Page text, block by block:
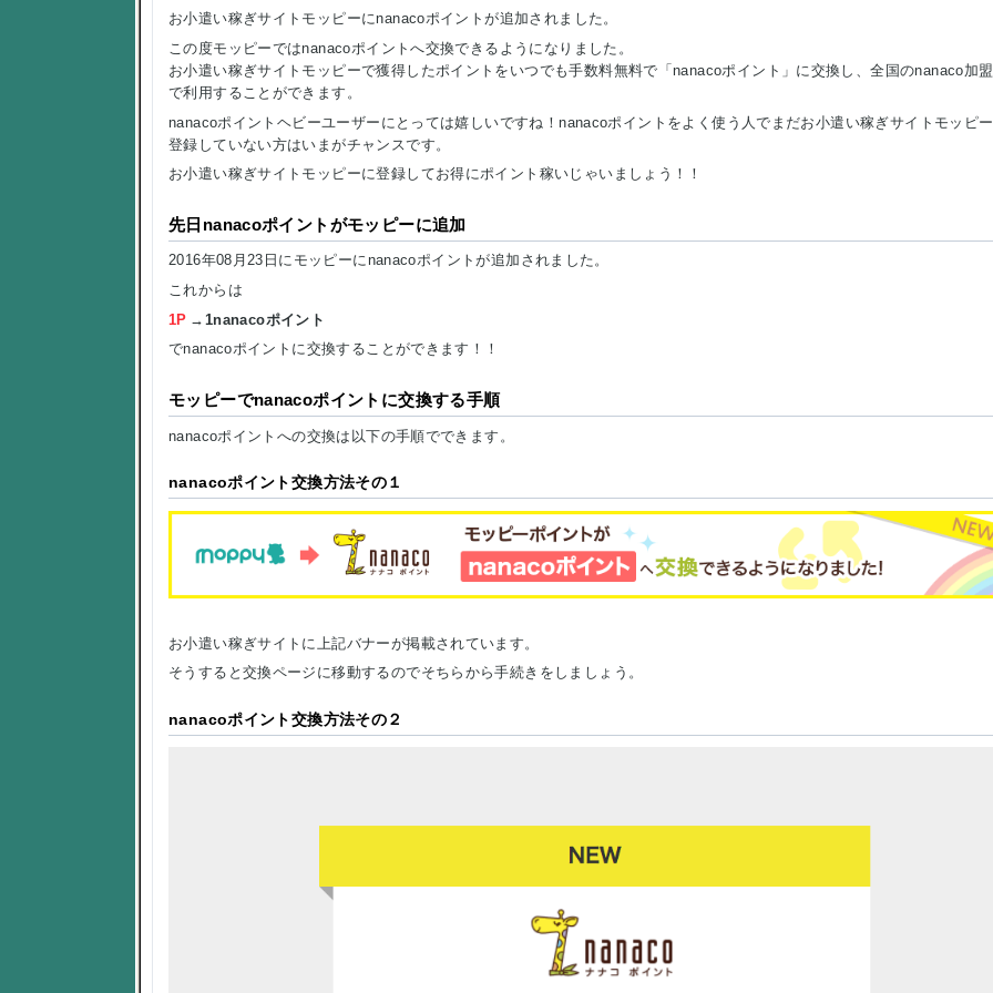
お小遣い稼ぎサイトモッピーにnanacoポイントが追加されました。
この度モッピーではnanacoポイントへ交換できるようになりました。
お小遣い稼ぎサイトモッピーで獲得したポイントをいつでも手数料無料で「nanacoポイント」に交換し、全国のnanaco加
で利用することができます。
nanacoポイントヘビーユーザーにとっては嬉しいですね！nanacoポイントをよく使う人でまだお小遣い稼ぎサイトモッピー
登録していない方はいまがチャンスです。
お小遣い稼ぎサイトモッピーに登録してお得にポイント稼いじゃいましょう！！
先日nanacoポイントがモッピーに追加
2016年08月23日にモッピーにnanacoポイントが追加されました。
これからは
1P →1nanacoポイント
でnanacoポイントに交換することができます！！
モッピーでnanacoポイントに交換する手順
nanacoポイントへの交換は以下の手順でできます。
nanacoポイント交換方法その１
お小遣い稼ぎサイトに上記バナーが掲載されています。
そうすると交換ページに移動するのでそちらから手続きをしましょう。
nanacoポイント交換方法その２